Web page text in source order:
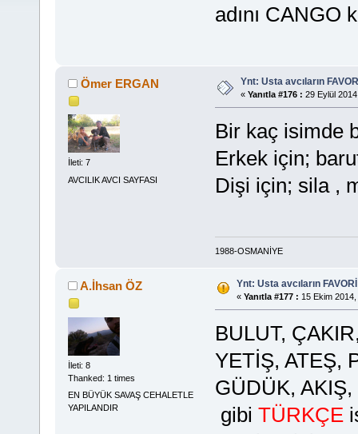
adını CANGO
Ömer ERGAN
İleti: 7
AVCILIK AVCI SAYFASI
Ynt: Usta avcıların
« Yanıtla #176 : 29 Eylül
Bir kaç isimde
Erkek için;
Dişi için; sila ,
1988-OSMANİYE
A.İhsan ÖZ
İleti: 8
Thanked: 1 times
EN BÜYÜK SAVAŞ CEHALETLE
YAPILANDIR
Ynt: Usta avcıların
« Yanıtla #177 : 15 Ekim
BULUT,
YETİŞ, ATEŞ,
GÜDÜK,
gibi TÜRKÇE